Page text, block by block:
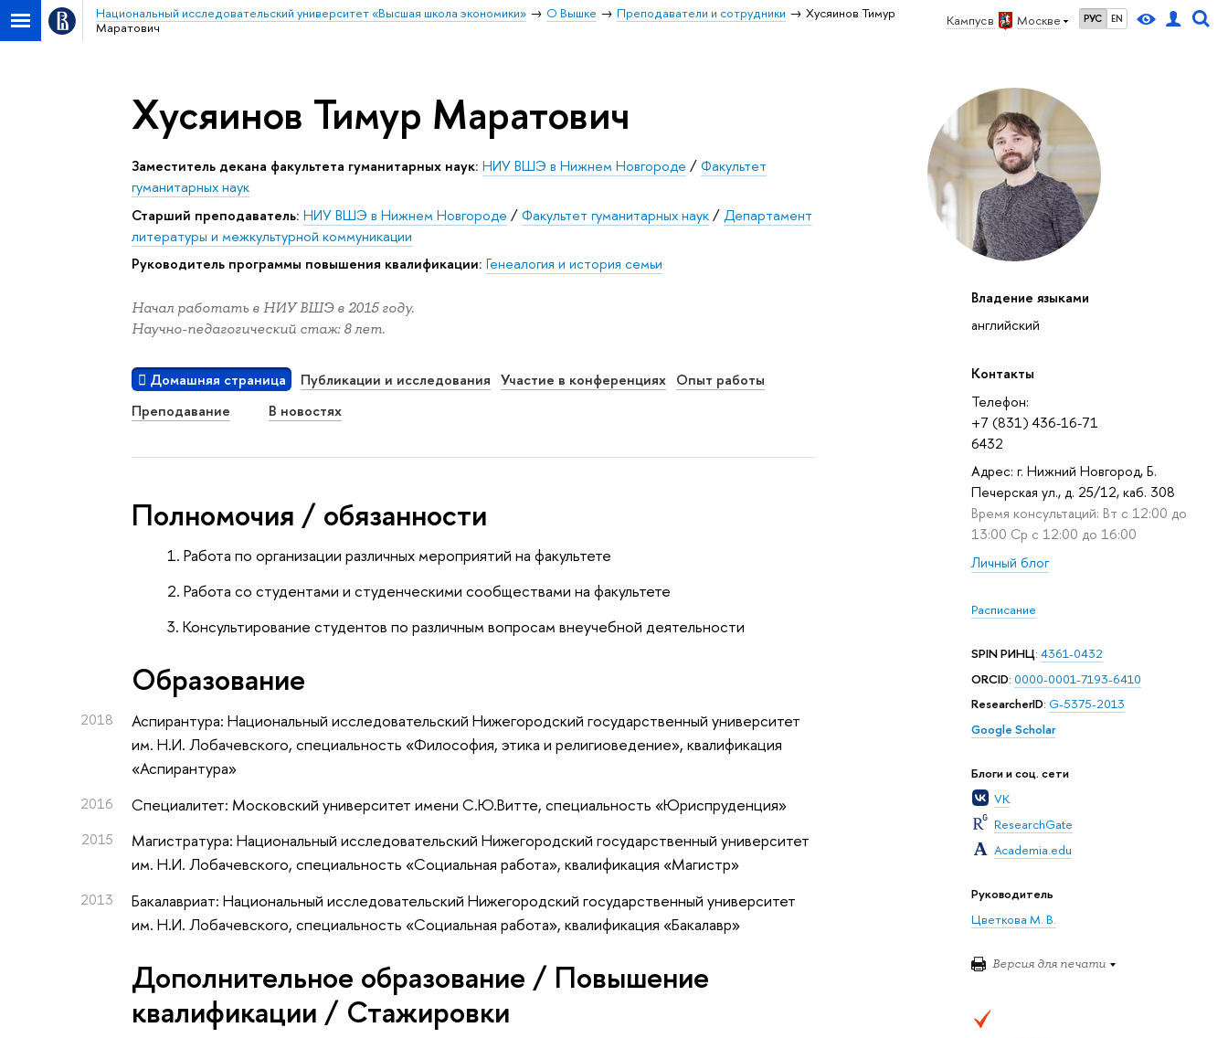
Кампус в Москве РУС EN
Национальный исследовательский университет «Высшая школа экономики» О Вышке Преподаватели и сотрудники
Хусяинов Тимур
Маратович
Владение языками
английский
Контакты
Телефон:
+7 (831) 436-16-71
6432
Адрес: г. Нижний Новгород, Б.
Печерская ул., д. 25/12, каб. 308
Время консультаций: Вт с 12:00 до
13:00 Ср с 12:00 до 16:00
Личный блог
Расписание
SPIN РИНЦ: 4361-0432
ORCID: 0000-0001-7193-6410
ResearcherID: G-5375-2013
Google Scholar
Блоги и соц. сети
VK
ResearchGate
Academia.edu
Руководитель
Цветкова М. В.
Версия для печати
Хусяинов Тимур Маратович
Заместитель декана факультета гуманитарных наук: НИУ ВШЭ в Нижнем Новгороде /Факультет
гуманитарных наук
Старший преподаватель: НИУ ВШЭ в Нижнем Новгороде /Факультет гуманитарных наук/Департамент
литературы и межкультурной коммуникации
Руководитель программы повышения квалификации: Генеалогия и история семьи
Начал работать в НИУ ВШЭ в 2015 году.
Научно-педагогический стаж: 8 лет.
Домашняя страница Публикации и исследования Участие в конференциях Опыт работы
Преподавание
В новостях
Полномочия / обязанности
Работа по организации различных мероприятий на факультете
Работа со студентами и студенческими сообществами на факультете
Консультирование студентов по различным вопросам внеучебной деятельности
Oбразование
2018
Аспирантура: Национальный исследовательский Нижегородский государственный университет
им. Н.И. Лобачевского, специальность «Философия, этика и религиоведение», квалификация
«Аспирантура»
2016 Специалитет: Московский университет имени С.Ю.Витте, специальность «Юриспруденция»
2015
Магистратура: Национальный исследовательский Нижегородский государственный университет
им. Н.И. Лобачевского, специальность «Социальная работа», квалификация «Магистр»
2013
Бакалавриат: Национальный исследовательский Нижегородский государственный университет
им. Н.И. Лобачевского, специальность «Социальная работа», квалификация «Бакалавр»
Дополнительное образование / Повышение
квалификации / Стажировки